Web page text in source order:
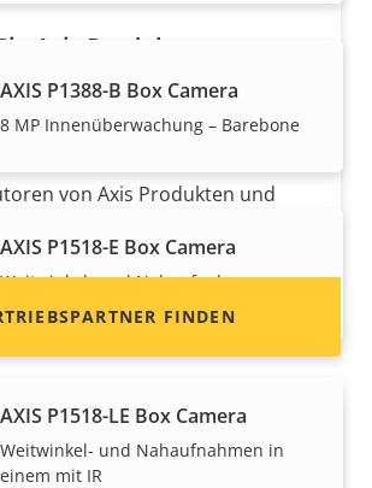
AXIS P1388-B Box Camera
8 MP Innenüberwachung – Barebone
AXIS P1518-E Box Camera
Weitwinkel- und Nahaufnahmen
gleichzeitig
AXIS P1518-LE Box Camera
Weitwinkel- und Nahaufnahmen in
einem mit IR
Axis Produkte
Wiederverkäufer werden? Hier
von Axis Produkten und
FINDEN